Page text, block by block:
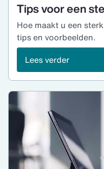
Tips voor een
Hoe maakt u een
tips en voorbeelden.
Lees verder